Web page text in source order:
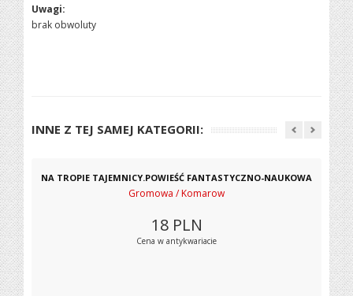
Uwagi:
brak obwoluty
INNE Z TEJ SAMEJ KATEGORII:
NA TROPIE TAJEMNICY.POWIEŚĆ FANTASTYCZNO-NAUKOWA
Gromowa / Komarow
18 PLN
Cena w antykwariacie